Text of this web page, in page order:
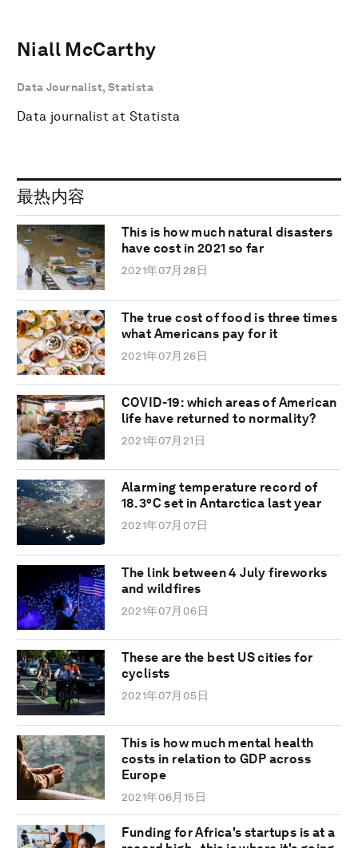
Niall McCarthy
Data Journalist, Statista
Data journalist at Statista
最热内容
This is how much natural disasters
have cost in 2021 so far
2021年07月28日
The true cost of food is three times
what Americans pay for it
2021年07月26日
COVID-19: which areas of American
life have returned to normality?
2021年07月21日
Alarming temperature record of
18.3°C set in Antarctica last year
2021年07月07日
The link between 4 July fireworks
and wildfires
2021年07月06日
These are the best US cities for
cyclists
2021年07月05日
This is how much mental health
costs in relation to GDP across
Europe
2021年06月15日
Funding for Africa's startups is at a